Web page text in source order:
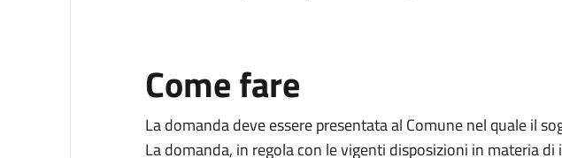
Come fare
La domanda deve essere presentata al Comune nel quale il
La domanda, in regola con le vigenti disposizioni in materia